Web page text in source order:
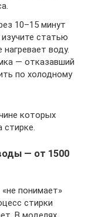
10–15 минут
изучите статью
воду.
— отказавший
по холодному
которых
— от 1500
понимает»
стирки